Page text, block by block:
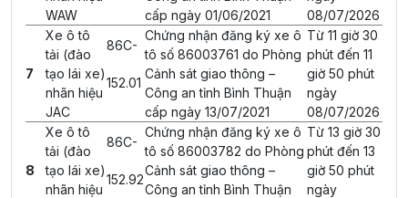
WAW
cấp ngày 01/06/2021
08/07/2026
7
Xe ô tô
tải (đào
tạo lái xe)
nhãn hiệu
JAC
86C-
152.01
Chứng nhận đăng ký xe ô
tô số 86003761 do Phòng
Cảnh sát giao thông –
Công an tỉnh Bình Thuận
cấp ngày 13/07/2021
Từ 11 giờ 30
phút đến 11
giờ 50 phút
ngày
08/07/2026
8
Xe ô tô
tải (đào
tạo lái xe)
nhãn hiệu
86C-
152.92
Chứng nhận đăng ký xe ô
tô số 86003782 do Phòng
Cảnh sát giao thông –
Công an tỉnh Bình Thuận
Từ 13 giờ 30
phút đến 13
giờ 50 phút
ngày